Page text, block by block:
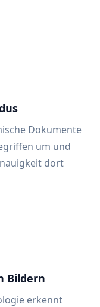
Dokumente
um und
dort
Bildern
erkennt